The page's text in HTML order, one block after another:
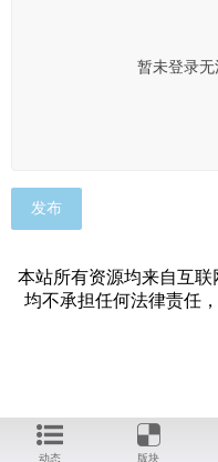
动态 版块
暂未登录
发布
本站所有资源均来自互联
均不承担任何法律责任